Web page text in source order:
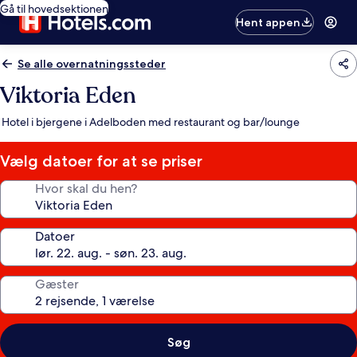
Gå til hovedsektionen
Hent appen
Se alle overnatningssteder
Viktoria Eden
Hotel i bjergene i Adelboden med restaurant og bar/lounge
Vælg datoer for at se priser
Hvor skal du hen?
Datoer
Gæster
Søg